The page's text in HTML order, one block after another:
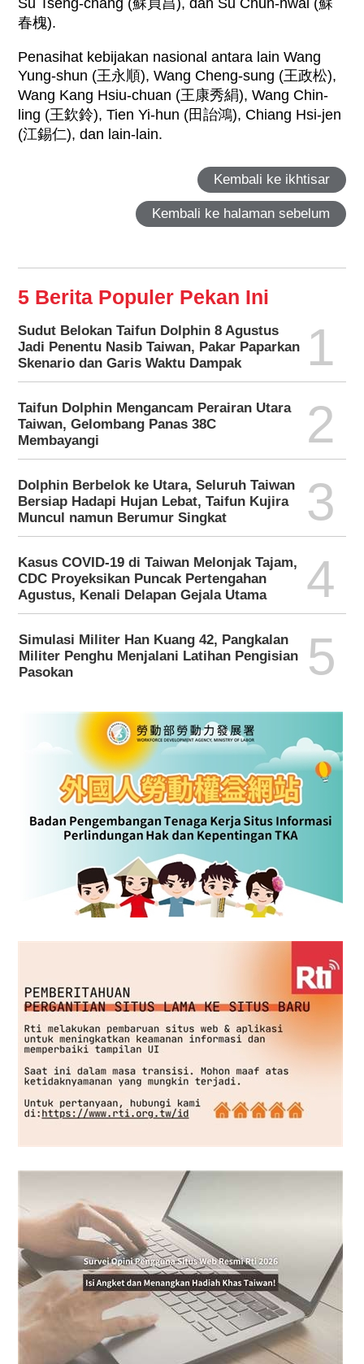
Su Tseng-chang (蘇貞昌 ), dan Su Chun-hwai (蘇
春槐).
Penasihat kebijakan nasional antara lain Wang
Yung-shun (王永順), Wang Cheng-sung (王政松),
Wang Kang Hsiu-chuan (王康秀絹), Wang Chin-
ling (王欽鈴), Tien Yi-hun (田詒鴻), Chiang Hsi-jen
(江錫仁), dan lain-lain.
Kembali ke ikhtisar
Kembali ke halaman sebelum
5 Berita Populer Pekan Ini
Sudut Belokan Taifun Dolphin 8 Agustus
Jadi Penentu Nasib Taiwan, Pakar Paparkan
Skenario dan Garis Waktu Dampak
1
Taifun Dolphin Mengancam Perairan Utara
Taiwan, Gelombang Panas 38C
Membayangi
2
Dolphin Berbelok ke Utara, Seluruh Taiwan
Bersiap Hadapi Hujan Lebat, Taifun Kujira
Muncul namun Berumur Singkat
3
Kasus COVID-19 di Taiwan Melonjak Tajam,
CDC Proyeksikan Puncak Pertengahan
Agustus, Kenali Delapan Gejala Utama
4
Simulasi Militer Han Kuang 42, Pangkalan
Militer Penghu Menjalani Latihan Pengisian
Pasokan
5